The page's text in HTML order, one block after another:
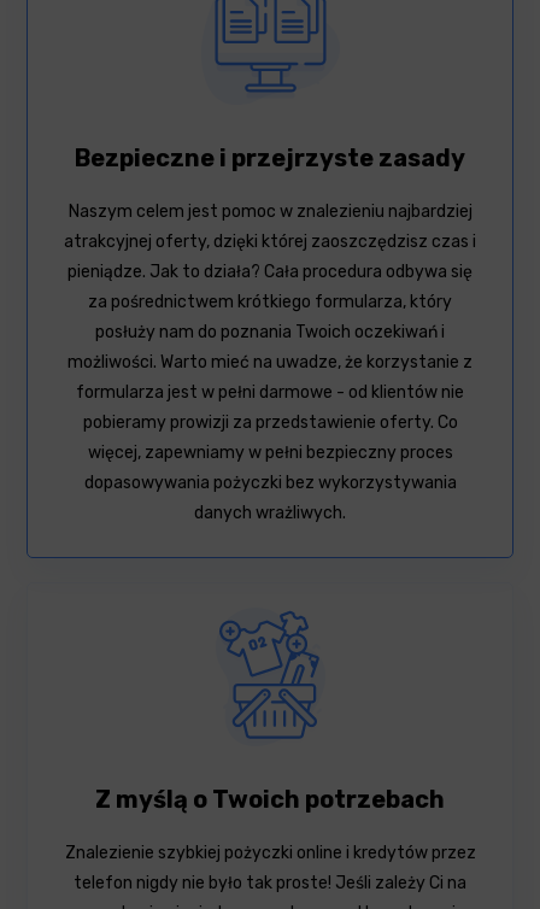
Bezpieczne i przejrzyste zasady
Naszym celem jest pomoc w znalezieniu najbardziej
atrakcyjnej oferty, dzięki której zaoszczędzisz czas i
pieniądze. Jak to działa? Cała procedura odbywa się
za pośrednictwem krótkiego formularza, który
posłuży nam do poznania Twoich oczekiwań i
możliwości. Warto mieć na uwadze, że korzystanie z
formularza jest w pełni darmowe - od klientów nie
pobieramy prowizji za przedstawienie oferty. Co
więcej, zapewniamy w pełni bezpieczny proces
dopasowywania pożyczki bez wykorzystywania
danych wrażliwych.
Z myślą o Twoich potrzebach
Znalezienie szybkiej pożyczki online i kredytów przez
telefon nigdy nie było tak proste! Jeśli zależy Ci na